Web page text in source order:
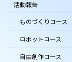
活動報告
ものづくりコース
ロボットコース
自由創作コース